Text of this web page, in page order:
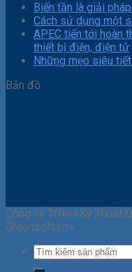
Biến tần là giải
Cách sử dụng một
APEC tiến tới hoàn
thiết bị điện, điện tử
Những mẹo siêu
Bản đồ
Công Ty TNHH Kỹ Thuật
Greensoft.vn -